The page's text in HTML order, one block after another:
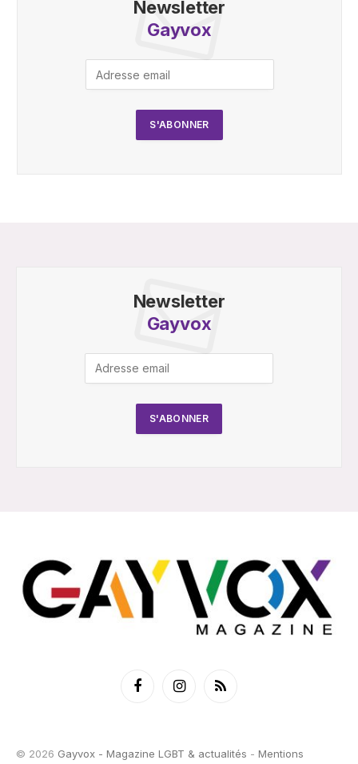
Newsletter
Gayvox
Newsletter
Gayvox
FacebookInstagramRSS
© 2026 Gayvox - Magazine LGBT & actualités - Mentions